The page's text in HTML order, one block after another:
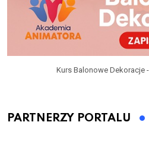
Kurs Balonowe Dekoracje
PARTNERZY PORTALU